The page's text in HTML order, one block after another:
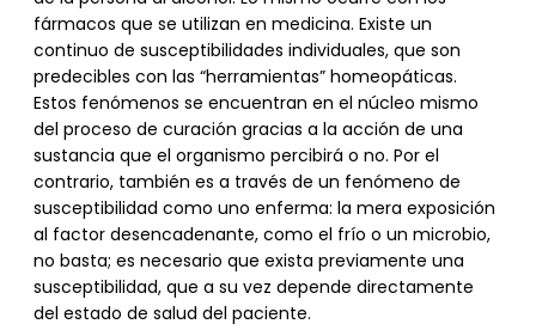
fármacos que se utilizan en medicina. Existe un
continuo de susceptibilidades individuales, que son
predecibles con las “herramientas” homeopáticas.
Estos fenómenos se encuentran en el núcleo mismo
del proceso de curación gracias a la acción de una
sustancia que el organismo percibirá o no. Por el
contrario, también es a través de un fenómeno de
susceptibilidad como uno enferma: la mera exposición
al factor desencadenante, como el frío o un microbio,
no basta; es necesario que exista previamente una
susceptibilidad, que a su vez depende directamente
del estado de salud del paciente.